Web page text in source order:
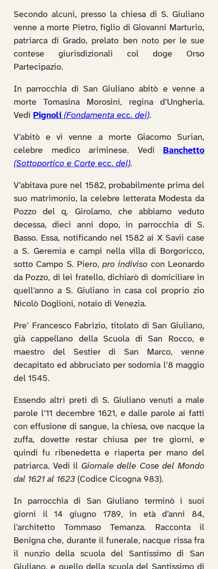
Secondo alcuni, presso la chiesa di S. Giuliano
venne a morte Pietro, figlio di Giovanni Marturio,
patriarca di Grado, prelato ben noto per le sue
contese giurisdizionali col doge Orso
Partecipazio.
In parrocchia di San Giuliano abitò e venne a
morte Tomasina Morosini, regina d’Ungheria.
Vedi Pignoli (Fondamenta ecc. dei).
V’abitò e vi venne a morte Giacomo Surian,
celebre medico ariminese. Vedi Banchetto
(Sottoportico e Corte ecc. del).
V’abitava pure nel 1582, probabilmente prima del
suo matrimonio, la celebre letterata Modesta da
Pozzo del q. Girolamo, che abbiamo veduto
decessa, dieci anni dopo, in parrocchia di S.
Basso. Essa, notificando nel 1582 ai X Savii case
a S. Geremia e campi nella villa di Borgoricco,
sotto Campo S. Piero,pro indiviso con Leonardo
da Pozzo, di lei fratello, dichiarò di domiciliare in
quell’anno a S. Giuliano in casa col proprio zio
Nicolò Doglioni, notaio di Venezia.
Pre’ Francesco Fabrizio, titolato di San Giuliano,
già cappellano della Scuola di San Rocco, e
maestro del Sestier di San Marco, venne
decapitato ed abbruciato per sodomia l’8 maggio
del 1545.
Essendo altri preti di S. Giuliano venuti a male
parole l’11 decembre 1621, e dalle parole ai fatti
con effusione di sangue, la chiesa, ove nacque la
zuffa, dovette restar chiusa per tre giorni, e
quindi fu ribenedetta e riaperta per mano del
patriarca. Vedi il Giornale delle Cose del Mondo
dal 1621 al 1623 (Codice Cicogna 983).
In parrocchia di San Giuliano terminò i suoi
giorni il 14 giugno 1789, in età d’anni 84,
l’architetto Tommaso Temanza. Racconta il
Benigna che, durante il funerale, nacque rissa fra
il nunzio della scuola del Santissimo di San